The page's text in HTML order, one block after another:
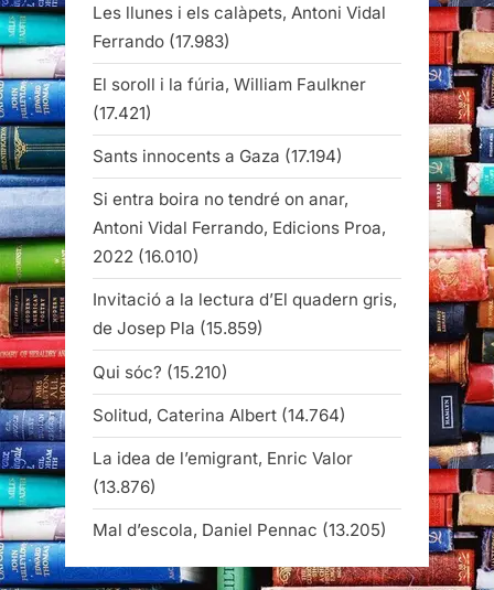
Les llunes i els calàpets, Antoni Vidal
Ferrando (17.983)
El soroll i la fúria, William Faulkner
(17.421)
Sants innocents a Gaza (17.194)
Si entra boira no tendré on anar,
Antoni Vidal Ferrando, Edicions Proa,
2022 (16.010)
Invitació a la lectura d’El quadern gris,
de Josep Pla (15.859)
Qui sóc? (15.210)
Solitud, Caterina Albert (14.764)
La idea de l’emigrant, Enric Valor
(13.876)
Mal d’escola, Daniel Pennac (13.205)